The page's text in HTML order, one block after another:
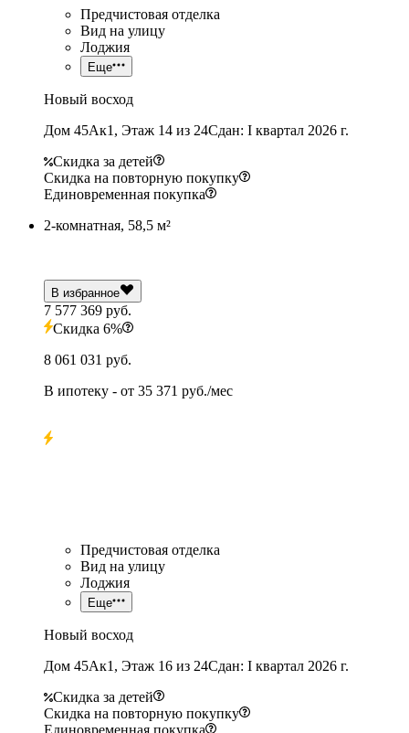
Предчистовая отделка
Вид на улицу
Лоджия
Еще
Новый восход
Дом 45Ак1, Этаж 14 из 24Сдан: I квартал 2026 г.
Скидка за детей
Скидка на повторную покупку
Единовременная покупка
2-комнатная, 58,5 м²
В избранное
7 577 369 руб.
Скидка 6%
8 061 031 руб.
В ипотеку - от 35 371 руб./мес
Предчистовая отделка
Вид на улицу
Лоджия
Еще
Новый восход
Дом 45Ак1, Этаж 16 из 24Сдан: I квартал 2026 г.
Скидка за детей
Скидка на повторную покупку